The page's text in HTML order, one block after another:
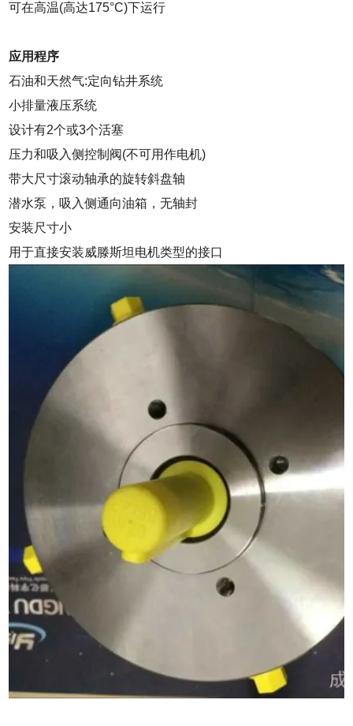
可在高温(高达175°C)下运行
应用程序
石油和天然气:定向钻井系统
小排量液压系统
设计有2个或3个活塞
压力和吸入侧控制阀(不可用作电机)
带大尺寸滚动轴承的旋转斜盘轴
潜水泵，吸入侧通向油箱，无轴封
安装尺寸小
用于直接安装威滕斯坦电机类型的接口